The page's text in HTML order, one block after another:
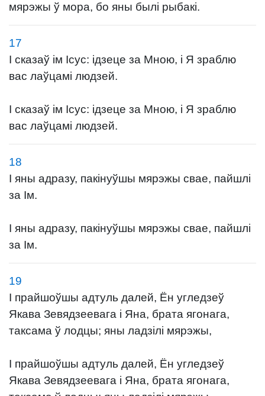
мярэжы ў мора, бо яны былі рыбакі.
17
І сказаў ім Ісус: ідзеце за Мною, і Я зраблю
вас лаўцамі людзей.
І сказаў ім Ісус: ідзеце за Мною, і Я зраблю
вас лаўцамі людзей.
18
І яны адразу, пакінуўшы мярэжы свае, пайшлі
за Ім.
І яны адразу, пакінуўшы мярэжы свае, пайшлі
за Ім.
19
І прайшоўшы адтуль далей, Ён угледзеў
Якава Зевядзеевага і Яна, брата ягонага,
таксама ў лодцы; яны ладзілі мярэжы,
І прайшоўшы адтуль далей, Ён угледзеў
Якава Зевядзеевага і Яна, брата ягонага,